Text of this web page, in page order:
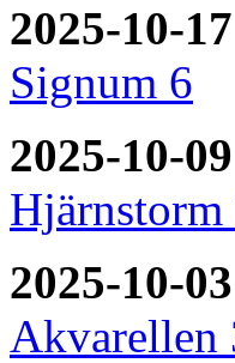
2025-10-17
Signum 6
2025-10-09
2025-10-03
Akvarellen